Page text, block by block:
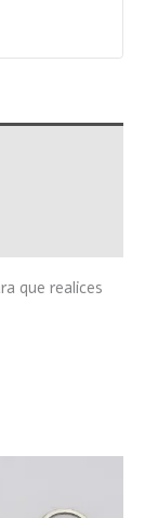
que realices